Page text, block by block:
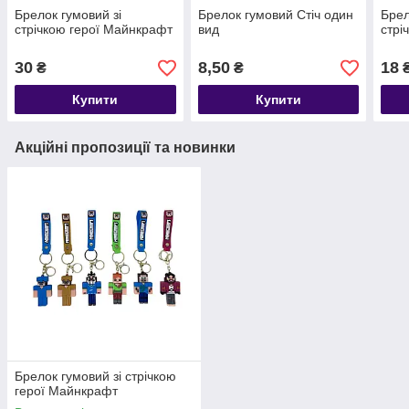
Брелок гумовий зі
стрічкою герої Майнкрафт
30 ₴
Купити
Брелок гумовий Стіч один
вид
8,50₴
Купити
18
Акційні пропозиції та новинки
Брелок гумовий зі стрічкою
герої Майнкрафт